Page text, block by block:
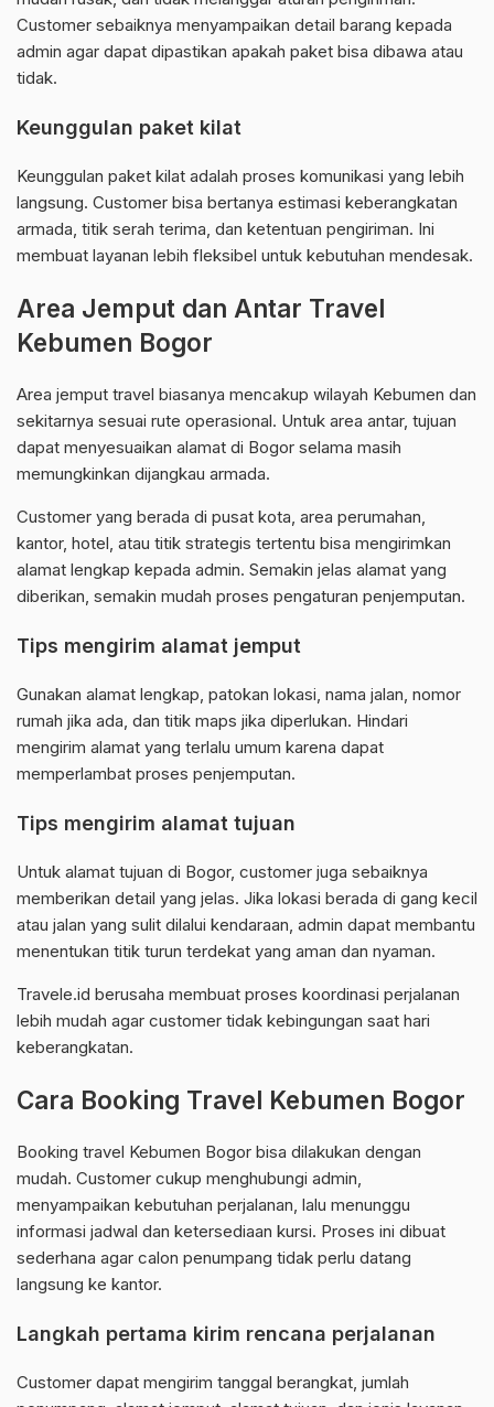
Customer sebaiknya menyampaikan detail barang kepada
admin agar dapat dipastikan apakah paket bisa dibawa atau
tidak.
Keunggulan paket kilat
Keunggulan paket kilat adalah proses komunikasi yang lebih
langsung. Customer bisa bertanya estimasi keberangkatan
armada, titik serah terima, dan ketentuan pengiriman. Ini
membuat layanan lebih fleksibel untuk kebutuhan mendesak.
Area Jemput dan Antar Travel
Kebumen Bogor
Area jemput travel biasanya mencakup wilayah Kebumen dan
sekitarnya sesuai rute operasional. Untuk area antar, tujuan
dapat menyesuaikan alamat di Bogor selama masih
memungkinkan dijangkau armada.
Customer yang berada di pusat kota, area perumahan,
kantor, hotel, atau titik strategis tertentu bisa mengirimkan
alamat lengkap kepada admin. Semakin jelas alamat yang
diberikan, semakin mudah proses pengaturan penjemputan.
Tips mengirim alamat jemput
Gunakan alamat lengkap, patokan lokasi, nama jalan, nomor
rumah jika ada, dan titik maps jika diperlukan. Hindari
mengirim alamat yang terlalu umum karena dapat
memperlambat proses penjemputan.
Tips mengirim alamat tujuan
Untuk alamat tujuan di Bogor, customer juga sebaiknya
memberikan detail yang jelas. Jika lokasi berada di gang kecil
atau jalan yang sulit dilalui kendaraan, admin dapat membantu
menentukan titik turun terdekat yang aman dan nyaman.
Travele.id berusaha membuat proses koordinasi perjalanan
lebih mudah agar customer tidak kebingungan saat hari
keberangkatan.
Cara Booking Travel Kebumen Bogor
Booking travel Kebumen Bogor bisa dilakukan dengan
mudah. Customer cukup menghubungi admin,
menyampaikan kebutuhan perjalanan, lalu menunggu
informasi jadwal dan ketersediaan kursi. Proses ini dibuat
sederhana agar calon penumpang tidak perlu datang
langsung ke kantor.
Langkah pertama kirim rencana perjalanan
Customer dapat mengirim tanggal berangkat, jumlah